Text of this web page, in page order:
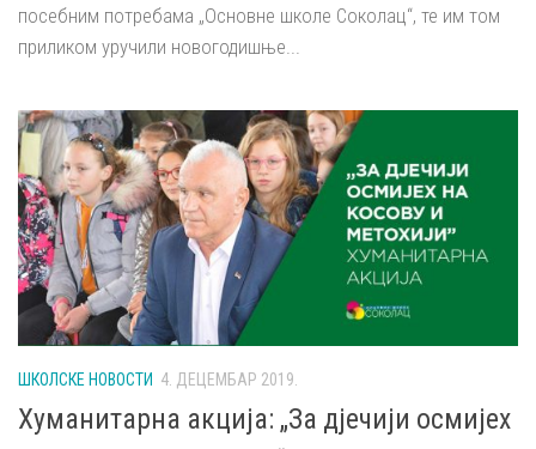
посебним потребама „Основне школе Соколац“, те им том
приликом уручили новогодишње...
ШКОЛСКЕ НОВОСТИ 4. ДЕЦЕМБАР 2019.
Хуманитарна акција: „За дјечији осмијех